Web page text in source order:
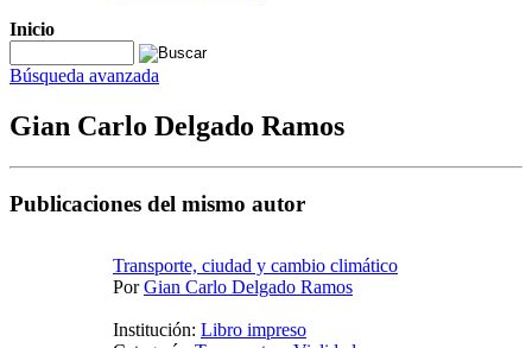
Inicio
Búsqueda avanzada
Gian Carlo Delgado Ramos
Publicaciones del mismo autor
Transporte, ciudad y cambio climático
PorGian Carlo Delgado Ramos
Institución: Libro impreso